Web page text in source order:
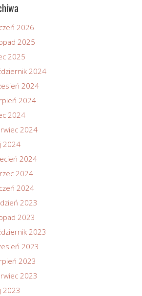
2026
2025
2025
2024
2024
2024
2024
2024
2024
2024
2024
2024
2023
2023
2023
2023
2023
2023
2023